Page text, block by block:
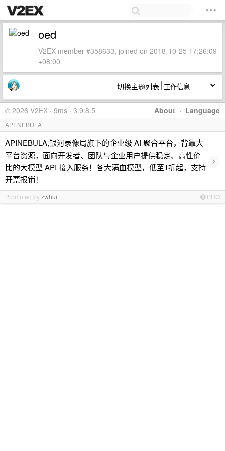
oed
V2EX member #358633, joined on 2018-10-25 17:26:09
+08:00
切换主题列表
About · Language
© 2026 V2EX · 9ms · 3.9.8.5
APENEBULA
APINEBULA,银河录像局旗下的企业级 AI 聚合平台，背靠大
平台资源，面向开发者、团队与企业用户提供稳定、高性价
比的大模型 API 接入服务！各大满血模型，低至1折起，支持
开票报销！
›
Promoted byzwhui PRO